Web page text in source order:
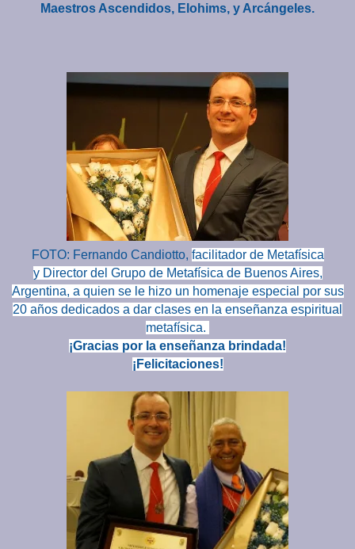
Maestros Ascendidos, Elohims, y Arcángeles.
FOTO: Fernando Candiotto, facilitador de Metafísica
y Director del Grupo de Metafísica de Buenos Aires,
Argentina, a quien se le hizo un homenaje especial por sus
20 años dedicados a dar clases en la enseñanza espiritual
metafísica.
¡Gracias por la enseñanza brindada!
¡Felicitaciones!